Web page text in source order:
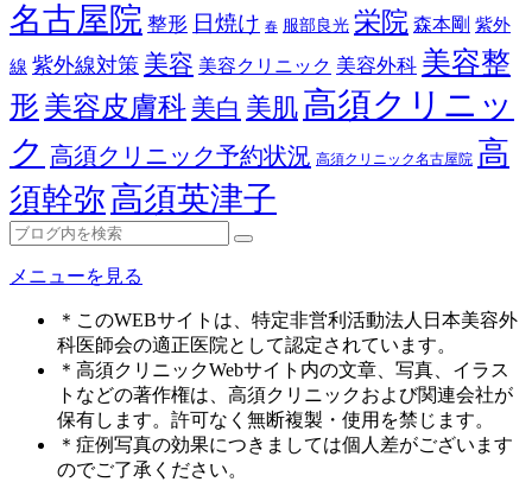
名古屋院 整形 日焼け 春 服部良光 栄院 森本剛 紫外
線 紫外線対策 美容 美容クリニック 美容外科 美容整
形 美容皮膚科 美白 美肌 高須クリニッ
ク 高須クリニック予約状況 高須クリニック名古屋院 高
須幹弥 高須英津子
メニューを見る
＊このWEBサイトは、特定非営利活動法人日本美容外
科医師会の適正医院として認定されています。
＊高須クリニックWebサイト内の文章、写真、イラス
トなどの著作権は、高須クリニックおよび関連会社が
保有します。許可なく無断複製・使用を禁じます。
＊症例写真の効果につきましては個人差がございます
のでご了承ください。